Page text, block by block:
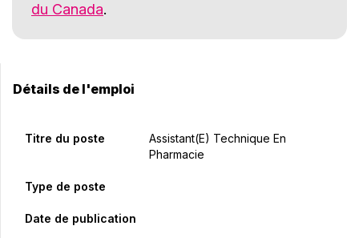
du Canada.
Détails de l'emploi
Titre du poste
Assistant(e) Technique En
Pharmacie
Type de poste
Date de publication